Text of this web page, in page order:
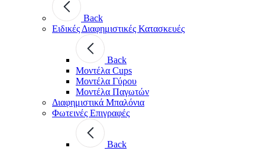
Back
Ειδικές Διαφημιστικές Κατασκευές
Back
Μοντέλα Cups
Μοντέλα Γύρου
Μοντέλα Παγωτών
Διαφημιστικά Μπαλόνια
Φωτεινές Επιγραφές
Back